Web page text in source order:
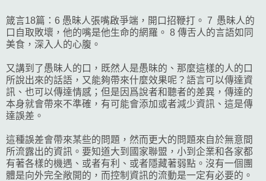
箴言18篇：6 愚昧人張嘴啟爭端，開口招鞭打。 7 愚昧人的
口自取敗壞，他的嘴是他生命的網羅。 8 傳舌人的言語如同
美食，深入人的心腹。
又講到了愚昧人的口，既然人是愚昧的、那麼這樣的人的口
所說出來的話語，又能夠帶來什麼效果呢？語言可以傳達資
訊、也可以傳達情感；但是因爲說者和聽者的差異，傳達的
本身就會帶來不準確，有可能會添加或者減少資訊、這是傳
達誤差。
這種誤差會帶來某些的問題，然而更大的問題來自於無意間
所流露出的資訊。要知道大到國家聯盟，小到企業和各家都
有著各樣的機遇、或者有利、或者隱藏著弱點。沒有一個團
體是向外完全敞開的，而控制資訊的流動是一定有必要的。